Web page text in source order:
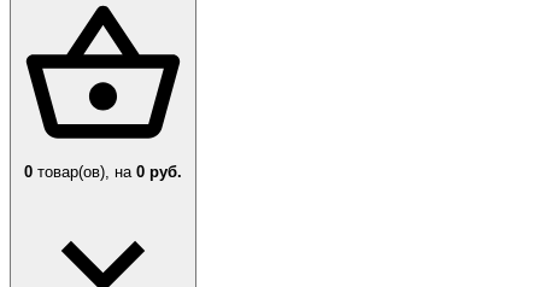
0 товар(ов), на 0 руб.